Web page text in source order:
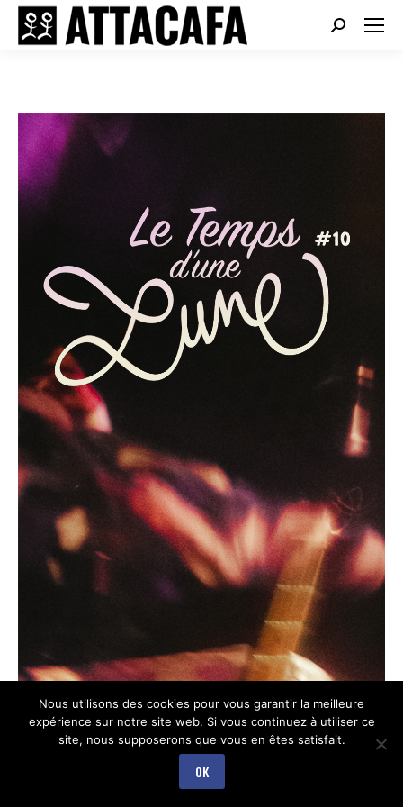
Search:
Nous utilisons des cookies pour vous garantir la meilleure
expérience sur notre site web. Si vous continuez à utiliser ce
site, nous supposerons que vous en êtes satisfait.
OK